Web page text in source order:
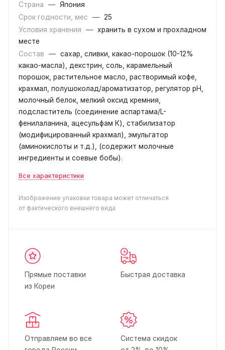
Страна
— Япония
Срок годности, мес
— 25
Условия хранения
— хранить в сухом и прохладном
месте
Состав
— сахар, сливки, какао-порошок (10-12%
какао-масла), декстрин, соль, карамельный
порошок, растительное масло, растворимый кофе,
крахмал, полушоколад/ароматизатор, регулятор pH,
молочный белок, мелкий оксид кремния,
подсластитель (соединение аспартама/L-
фенилаланина, ацесульфам К), стабилизатор
(модифицированный крахмал), эмульгатор
(аминокислоты и т.д.), (содержит молочные
ингредиенты и соевые бобы).
Все характеристики
Изображение упаковки товара может отличаться
от фактического внешнего вида
Прямые поставки
из Кореи
Быстрая доставка
Отправляем во все
Система скидок